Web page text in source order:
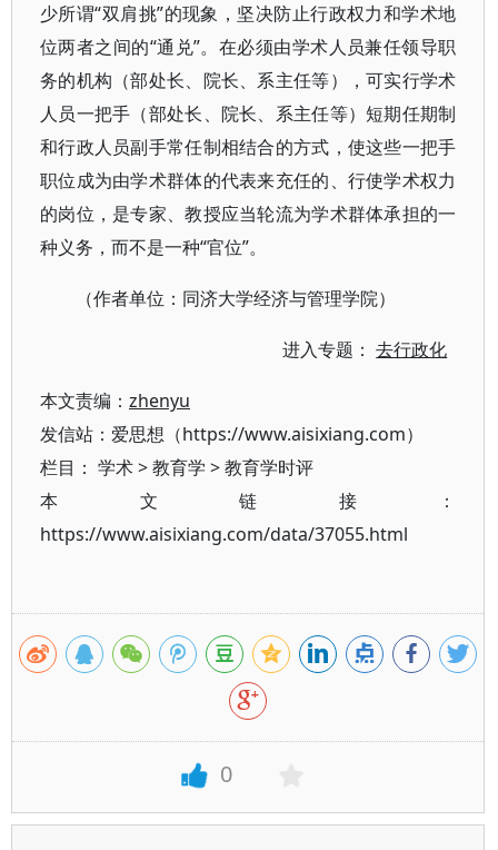
少所谓“双肩挑”的现象，坚决防止行政权力和学术地
位两者之间的“通兑”。在必须由学术人员兼任领导职
务的机构（部处长、院长、系主任等），可实行学术
人员一把手（部处长、院长、系主任等）短期任期制
和行政人员副手常任制相结合的方式，使这些一把手
职位成为由学术群体的代表来充任的、行使学术权力
的岗位，是专家、教授应当轮流为学术群体承担的一
种义务，而不是一种“官位”。
（作者单位：同济大学经济与管理学院）
进入专题：去行政化
本文责编： zhenyu
发信站：爱思想（https://www.aisixiang.com）
栏目： 学术>教育学 >教育学时评
本文链接：
https://www.aisixiang.com/data/37055.html
0